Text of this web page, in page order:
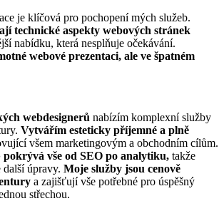
je klíčová pro pochopení mých služeb.
technické aspekty webových stránek
nabídku, která nesplňuje očekávání.
webové prezentaci, ale ve špatném
webdesignerů nabízím komplexní služby
Vytvářím esteticky příjemné a plně
všem marketingovým a obchodním cílům.
vše od SEO po analytiku, takže
další úpravy. Moje služby jsou cenově
a zajišťují vše potřebné pro úspěšný
střechou.